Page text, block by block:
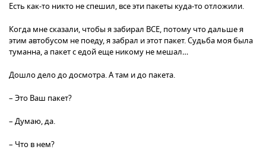
Есть как-то никто не спешил, все эти пакеты куда-то отложили.
Когда мне сказали, чтобы я забирал ВСЕ, потому что дальше я
этим автобусом не поеду, я забрал и этот пакет. Судьба моя была
туманна, а пакет с едой еще никому не мешал…
Дошло дело до досмотра. А там и до пакета.
– Это Ваш пакет?
– Думаю, да.
– Что в нем?